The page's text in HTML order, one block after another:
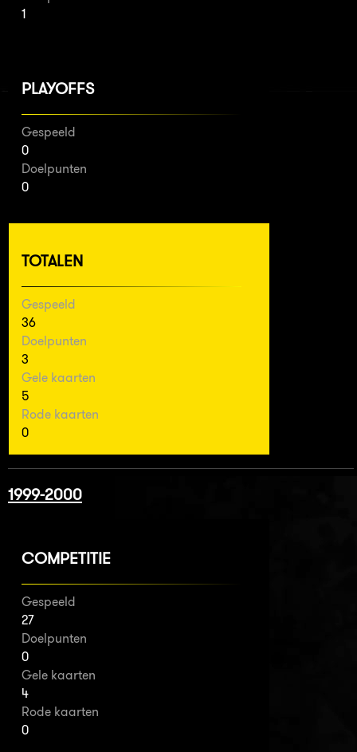
1
PLAYOFFS
Gespeeld
0
Doelpunten
0
TOTALEN
Gespeeld
36
Doelpunten
3
Gele kaarten
5
Rode kaarten
0
1999-2000
COMPETITIE
Gespeeld
27
Doelpunten
0
Gele kaarten
4
Rode kaarten
0